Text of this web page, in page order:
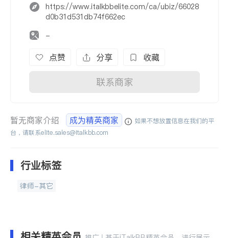
https://www.italkbbelite.com/ca/ubiz/66028
d0b31d531db74f662ec
-
点赞 分享 收藏
联系商家
暂无商家介绍 成为精英商家
如果不想放置信息在我们的平
台，请联系elite.sales@italkbb.com
行业标签
律师-其它